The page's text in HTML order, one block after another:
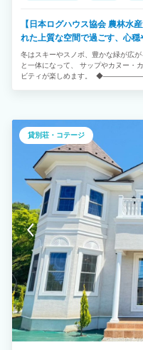
【日本ログハウス協会 農林水
れた上質な空間で過ごす、心穏
冬はスキーやスノボ、豊かな緑が広
と一体になって、 サップやカヌー・
ビティが楽しめます。
泊りプランです ＜Fountainheadっ
屋風宿泊施設） 樹齢100年の杉をふ
完備した250平米のシャレ―を贅沢に
停めていただけます ※冬場は雪の影
情報＞ 冬といえばスキー＆スノボ 各
て便利！ パウダースノーのゲレンデ
エコーランドまで徒歩約1分なので
階：マスターベッドルーム（キング
スルーム（+シャワールーム）、トイ
ド×2＋ソファベッド×1） 3階：ベッ
料Wi-Fi、動画配信サービス、テレビ
飯器、電気ポット、電子レンジ、オ
類、コーヒーメーカー、食洗機、ヘ
キューグリル（有料）、バーベキュ
バスタオル、ボディタオル、シャン
ープ、歯磨きセット、くし・ブラシ
ン、綿棒 ＜ご案内・注意事項＞ 静
の中で大きな音が外に漏れないようお
貸別荘・コテージ